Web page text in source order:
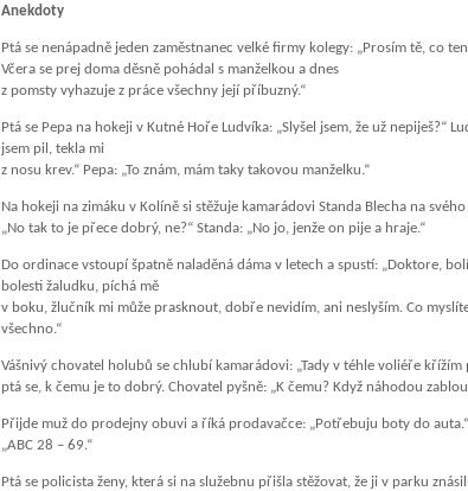
Anekdoty
Ptá se nenápadně jeden zaměstnanec velké firmy kolegy: „Prosím tě, co
Včera se prej doma děsně pohádal s manželkou a dnes
z pomsty vyhazuje z práce všechny její příbuzný.“
Ptá se Pepa na hokeji v Kutné Hoře Ludvíka: „Slyšel jsem, že už nepiješ?“
jsem pil, tekla mi
z nosu krev.“ Pepa: „To znám, mám taky takovou manželku.“
Na hokeji na zimáku v Kolíně si stěžuje kamarádovi Standa Blecha na
„No tak to je přece dobrý, ne?“ Standa: „No jo, jenže on pije a hraje.“
Do ordinace vstoupí špatně naladěná dáma v letech a spustí: „Doktore,
bolesti žaludku, píchá mě
v boku, žlučník mi může prasknout, dobře nevidím, ani neslyším. Co
všechno.“
Vášnivý chovatel holubů se chlubí kamarádovi: „Tady v téhle voliéře
ptá se, k čemu je to dobrý. Chovatel pyšně: „K čemu? Když náhodou
Přijde muž do prodejny obuvi a říká prodavačce: „Potřebuju boty do
„ABC 28 – 69.“
Ptá se policista ženy, která si na služebnu přišla stěžovat, že ji v parku